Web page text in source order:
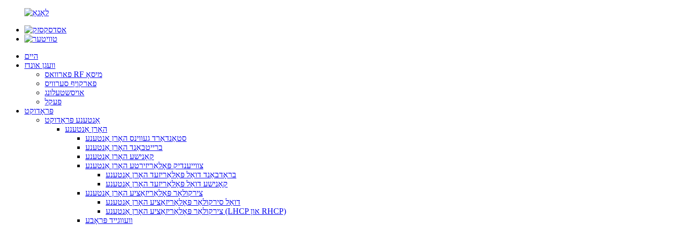
היים
וועגן אונדז
פארוואס RF מיסאָ
פארקויף סערוויס
אויסשטעלונג
פּעקל
פּראָדוקט
אַנטענע פּראָדוקט
האָרן אַנטענע
סטאַנדאַרד געווינס האָרן אַנטענע
ברייטבאַנד האָרן אַנטענע
קאָנישע האָרן אַנטענע
צווייענדיק פּאָלאַריזירטע האָרן אַנטענע
בראָדבאַנד דואַל פּאָלאַריזעד האָרן אַנטענע
קאָנישע דואַל פּאָלאַריזעד האָרן אַנטענע
צירקולאַר פּאָלאַריזאַציע האָרן אַנטענע
דואַל סירקולאַר פּאָלאַריזאַציע האָרן אַנטענע
צירקולאַר פּאָלאַריזאַציע האָרן אַנטענע (LHCP און RHCP)
וועווגייד פּראָבע